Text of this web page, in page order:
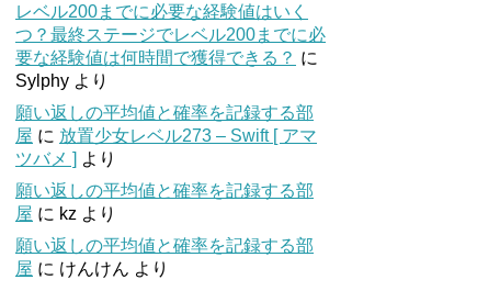
レベル200までに必要な経験値はいく
つ？最終ステージでレベル200までに必
要な経験値は何時間で獲得できる？ に
Sylphy より
願い返しの平均値と確率を記録する部
屋 に 放置少女レベル273 – Swift [ アマ
ツバメ ] より
願い返しの平均値と確率を記録する部
屋 に kz より
願い返しの平均値と確率を記録する部
屋 に けんけん より